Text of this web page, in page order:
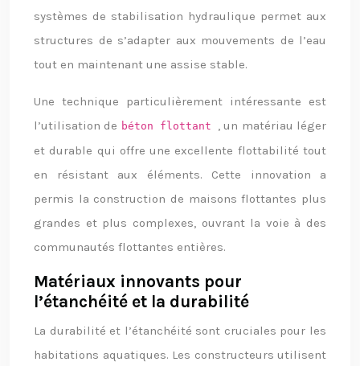
systèmes de stabilisation hydraulique permet aux
structures de s’adapter aux mouvements de l’eau
tout en maintenant une assise stable.
Une technique particulièrement intéressante est
l’utilisation de béton flottant , un matériau léger
et durable qui offre une excellente flottabilité tout
en résistant aux éléments. Cette innovation a
permis la construction de maisons flottantes plus
grandes et plus complexes, ouvrant la voie à des
communautés flottantes entières.
Matériaux innovants pour
l’étanchéité et la durabilité
La durabilité et l’étanchéité sont cruciales pour les
habitations aquatiques. Les constructeurs utilisent